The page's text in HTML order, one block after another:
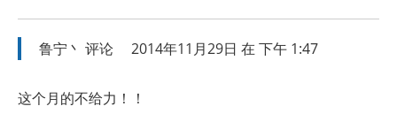
鲁宁丶 评论 2014年11月29日 在 下午 1:47
这个月的不给力！！